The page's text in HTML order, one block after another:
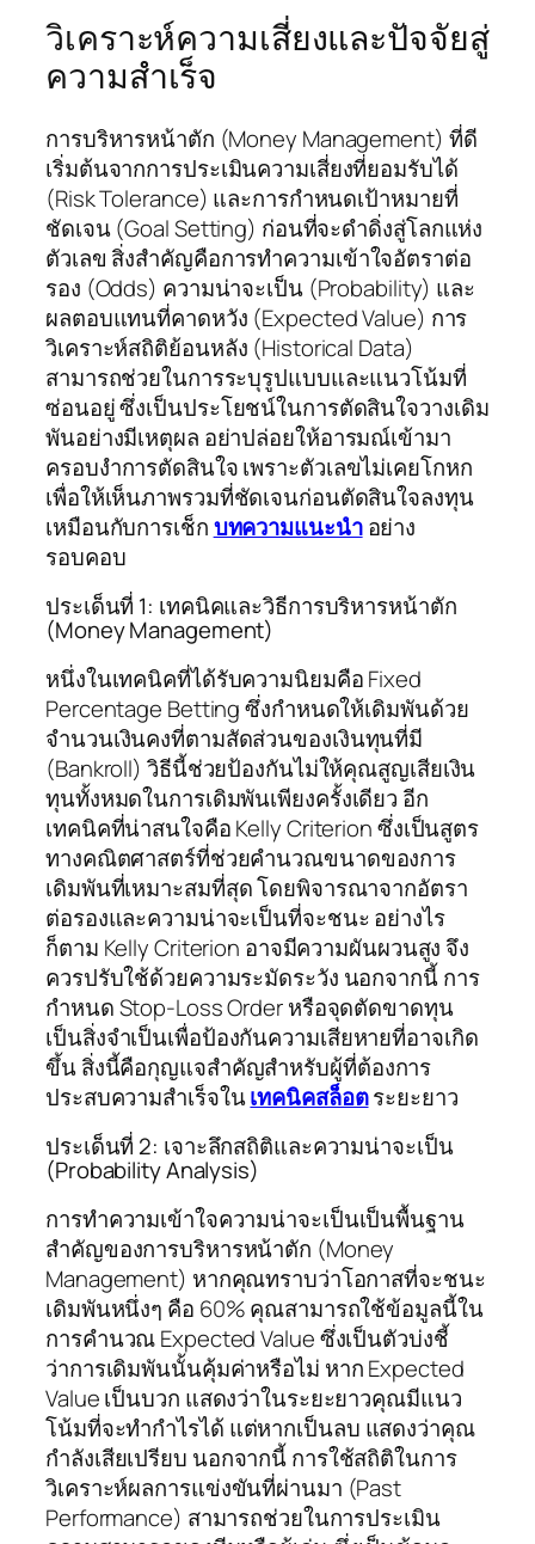
วิเคราะห์ความเสี่ยงและปัจจัยสู่
ความสำเร็จ
การบริหารหน้าตัก (Money Management) ที่ดี
เริ่มต้นจากการประเมินความเสี่ยงที่ยอมรับได้
(Risk Tolerance) และการกำหนดเป้าหมายที่
ชัดเจน (Goal Setting) ก่อนที่จะดำดิ่งสู่โลกแห่ง
ตัวเลข สิ่งสำคัญคือการทำความเข้าใจอัตราต่อ
รอง (Odds) ความน่าจะเป็น (Probability) และ
ผลตอบแทนที่คาดหวัง (Expected Value) การ
วิเคราะห์สถิติย้อนหลัง (Historical Data)
สามารถช่วยในการระบุรูปแบบและแนวโน้มที่
ซ่อนอยู่ ซึ่งเป็นประโยชน์ในการตัดสินใจวางเดิม
พันอย่างมีเหตุผล อย่าปล่อยให้อารมณ์เข้ามา
ครอบงำการตัดสินใจ เพราะตัวเลขไม่เคยโกหก
เพื่อให้เห็นภาพรวมที่ชัดเจนก่อนตัดสินใจลงทุน
เหมือนกับการเช็กบทความแนะนำอย่าง
รอบคอบ
ประเด็นที่ 1: เทคนิคและวิธีการบริหารหน้าตัก
(Money Management)
หนึ่งในเทคนิคที่ได้รับความนิยมคือ Fixed
Percentage Betting ซึ่งกำหนดให้เดิมพันด้วย
จำนวนเงินคงที่ตามสัดส่วนของเงินทุนที่มี
(Bankroll) วิธีนี้ช่วยป้องกันไม่ให้คุณสูญเสียเงิน
ทุนทั้งหมดในการเดิมพันเพียงครั้งเดียว อีก
เทคนิคที่น่าสนใจคือ Kelly Criterion ซึ่งเป็นสูตร
ทางคณิตศาสตร์ที่ช่วยคำนวณขนาดของการ
เดิมพันที่เหมาะสมที่สุด โดยพิจารณาจากอัตรา
ต่อรองและความน่าจะเป็นที่จะชนะ อย่างไร
ก็ตาม Kelly Criterion อาจมีความผันผวนสูง จึง
ควรปรับใช้ด้วยความระมัดระวัง นอกจากนี้ การ
กำหนด Stop-Loss Order หรือจุดตัดขาดทุน
เป็นสิ่งจำเป็นเพื่อป้องกันความเสียหายที่อาจเกิด
ขึ้น สิ่งนี้คือกุญแจสำคัญสำหรับผู้ที่ต้องการ
ประสบความสำเร็จในเทคนิคสล็อตระยะยาว
ประเด็นที่ 2: เจาะลึกสถิติและความน่าจะเป็น
(Probability Analysis)
การทำความเข้าใจความน่าจะเป็นเป็นพื้นฐาน
สำคัญของการบริหารหน้าตัก (Money
Management) หากคุณทราบว่าโอกาสที่จะชนะ
เดิมพันหนึ่งๆ คือ 60% คุณสามารถใช้ข้อมูลนี้ใน
การคำนวณ Expected Value ซึ่งเป็นตัวบ่งชี้
ว่าการเดิมพันนั้นคุ้มค่าหรือไม่ หาก Expected
Value เป็นบวก แสดงว่าในระยะยาวคุณมีแนว
โน้มที่จะทำกำไรได้ แต่หากเป็นลบ แสดงว่าคุณ
กำลังเสียเปรียบ นอกจากนี้ การใช้สถิติในการ
วิเคราะห์ผลการแข่งขันที่ผ่านมา (Past
Performance) สามารถช่วยในการประเมิน